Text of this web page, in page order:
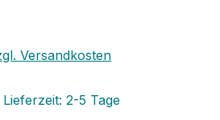
Versandkosten
2-5 Tage